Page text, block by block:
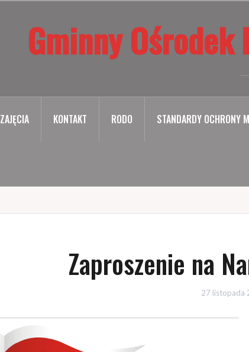
Gminny
ZAJĘCIA KONTAKT RODO STANDARDY OCHRONY
Zaproszenie na
27 listopada